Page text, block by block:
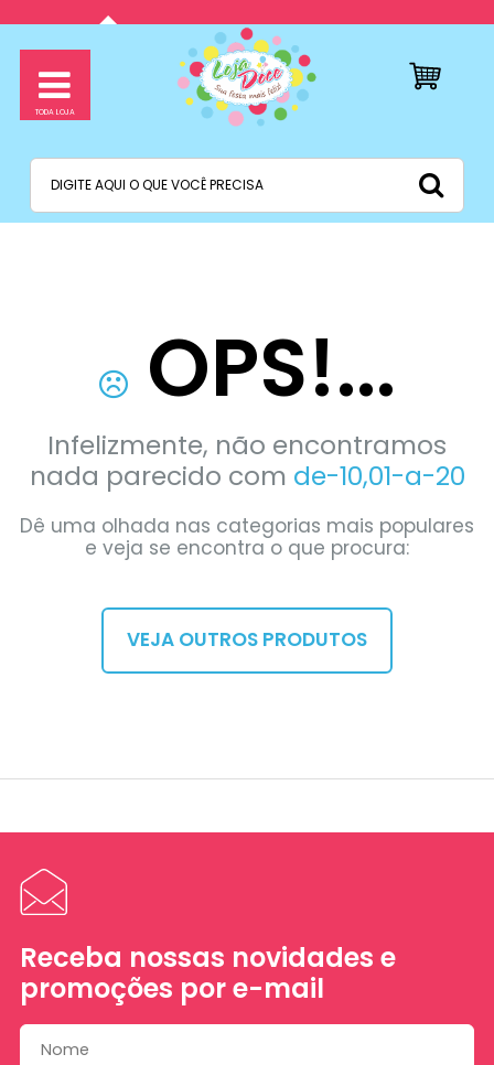
OPS!...
Infelizmente, não encontramos
nada parecido com de-10,01-a-20
Dê uma olhada nas categorias mais populares
e veja se encontra o que procura:
VEJA OUTROS PRODUTOS
Receba nossas novidades e
promoções por e-mail